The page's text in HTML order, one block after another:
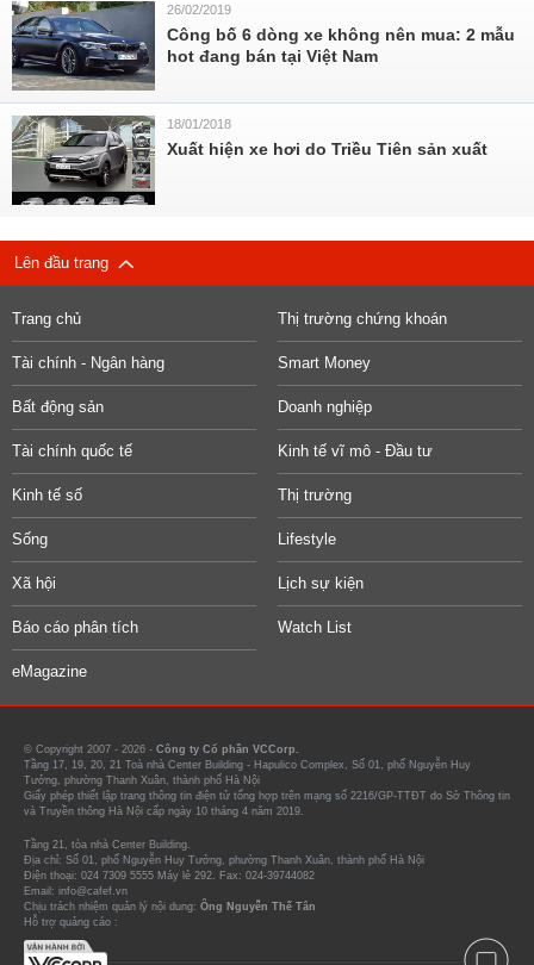
26/02/2019
Công bố 6 dòng xe không nên mua: 2 mẫu
hot đang bán tại Việt Nam
18/01/2018
Xuất hiện xe hơi do Triều Tiên sản xuất
Lên đầu trang
Trang chủ Thị trường chứng khoán
Tài chính - Ngân hàng Smart Money
Bất động sản Doanh nghiệp
Tài chính quốc tế Kinh tế vĩ mô - Đầu tư
Kinh tế số Thị trường
Sống Lifestyle
Xã hội Lịch sự kiện
Báo cáo phân tích Watch List
eMagazine
© Copyright 2007 - 2026 - Công ty Cổ phần VCCorp.
Tầng 17, 19, 20, 21 Toà nhà Center Building - Hapulico Complex, Số 01, phố Nguyễn Huy
Tưởng, phường Thanh Xuân, thành phố Hà Nội
Giấy phép thiết lập trang thông tin điện tử tổng hợp trên mạng số 2216/GP-TTĐT do Sở Thông tin
và Truyền thông Hà Nội cấp ngày 10 tháng 4 năm 2019.
Tầng 21, tòa nhà Center Building.
Địa chỉ: Số 01, phố Nguyễn Huy Tưởng, phường Thanh Xuân, thành phố Hà Nội
Điện thoại: 024 7309 5555 Máy lẻ 292. Fax: 024-39744082
Email: info@cafef.vn
Chịu trách nhiệm quản lý nội dung: Ông Nguyễn Thế Tân
Hỗ trợ quảng cáo :